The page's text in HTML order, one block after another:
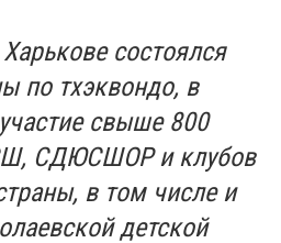
состоялся
по тхэквондо, в
свыше 800
СДЮСШОР и клубов
в том числе и
детской